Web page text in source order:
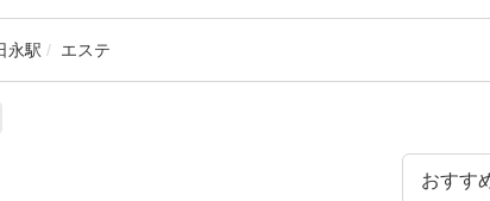
永駅 エステ